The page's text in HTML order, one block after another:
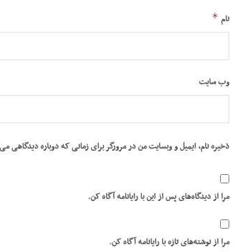
نام *
وب‌ سایت
ذخیره نام، ایمیل و وبسایت من در مرورگر برای زمانی که دوباره دیدگاهی
مرا از دیدگاه‌های پس از این با رایانامه آگاه کن.
مرا از نوشته‌های تازه با رایانامه آگاه کن.